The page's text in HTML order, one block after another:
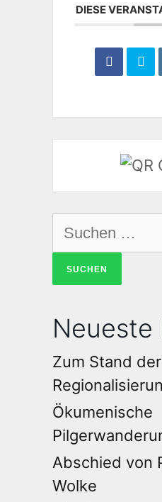
DIESE
Neueste
Zum Stand der
Ökumenische
Abschied von
Wolke